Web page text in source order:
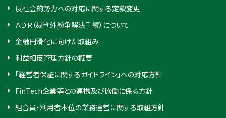
反社会的勢力への対応に関する定款変更
ＡＤＲ（裁判外紛争解決手続）について
金融円滑化に向けた取組み
利益相反管理方針の概要
「経営者保証に関するガイドライン」への対応方針
FinTech企業等との連携及び協働に係る方針
組合員・利用者本位の業務運営に関する取組方針